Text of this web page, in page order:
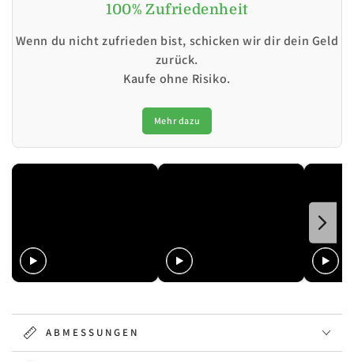
100% Zufriedenheit
Wenn du nicht zufrieden bist, schicken wir dir dein Geld
zurück.
Kaufe ohne Risiko.
Mehr dazu
ABMESSUNGEN